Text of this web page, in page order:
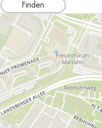
Finden